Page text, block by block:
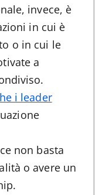
invece, è
in cui è
o in cui le
a
i leader
non basta
o avere un